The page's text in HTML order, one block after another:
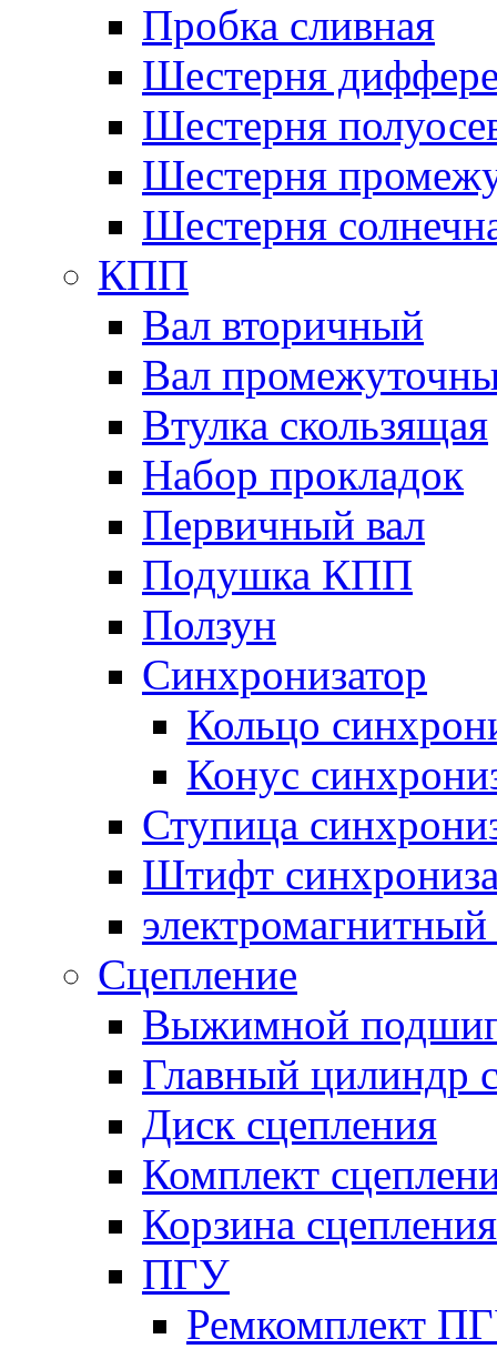
Пробка сливная
Шестерня
Шестерня
Шестерня
Шестерня
КПП
Вал вторичный
Вал
Втулка скользящая
Набор прокладок
Первичный вал
Подушка КПП
Ползун
Синхронизатор
Кольцо
Конус
Ступица
Штифт
электромагнитный
Сцепление
Выжимной
Главный цилиндр
Диск сцепления
Комплект
Корзина сцепления
ПГУ
Ремкомплект